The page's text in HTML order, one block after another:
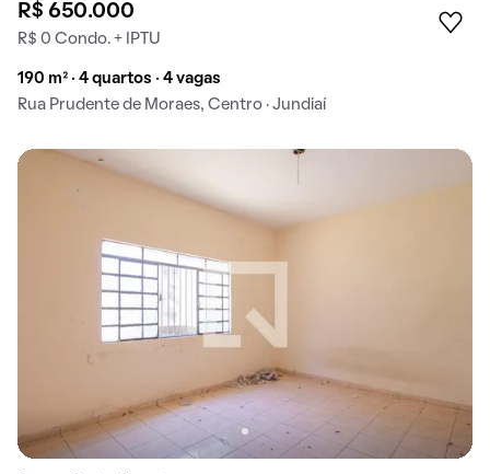
R$ 650.000
R$ 0 Condo. + IPTU
190 m² · 4 quartos · 4 vagas
Rua Prudente de Moraes, Centro · Jundiaí